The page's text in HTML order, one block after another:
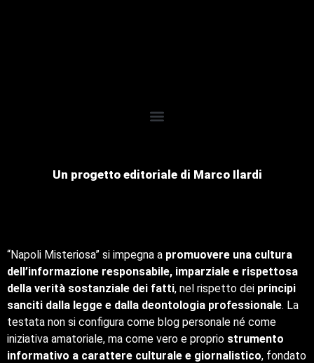
Un progetto editoriale di Marco Ilardi
“Napoli Misteriosa” si impegna a promuovere una cultura
dell’informazione responsabile, imparziale e rispettosa
della verità sostanziale dei fatti, nel rispetto dei principi
sanciti dalla legge e dalla deontologia professionale. La
testata non si configura come blog personale né come
iniziativa amatoriale, ma come vero e proprio strumento
informativo a carattere culturale e giornalistico, fondato